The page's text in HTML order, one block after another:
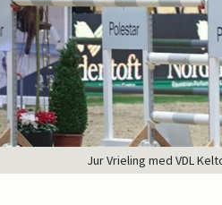
Jur Vrieling med VDL